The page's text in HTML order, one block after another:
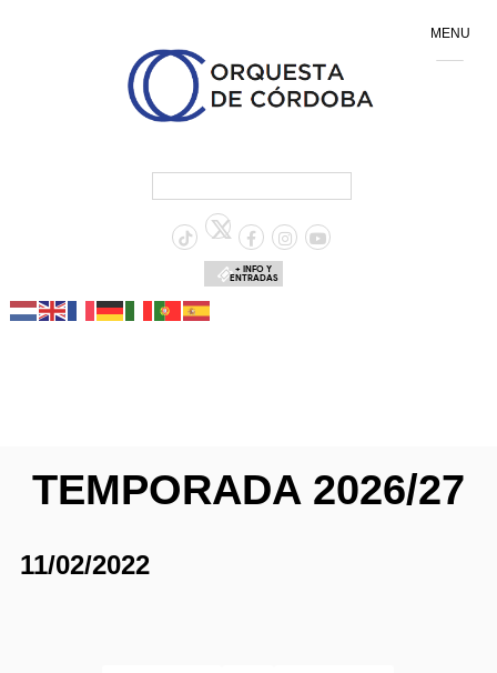
+ INFO Y
ENTRADAS
TEMPORADA 2026/27
11/02/2022
MENU